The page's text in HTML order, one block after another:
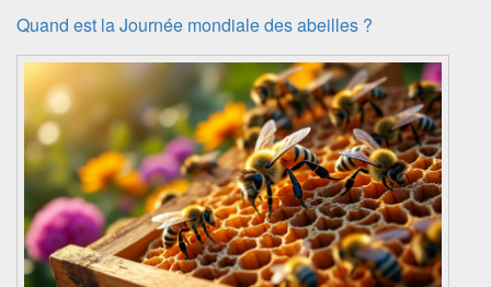
Quand est la Journée mondiale des abeilles ?